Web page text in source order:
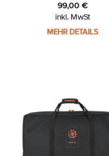
99,00€
inkl. MwSt
MEHR DETAILS